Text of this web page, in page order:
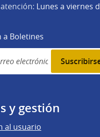
Lunes a viernes
a Boletines
y gestión
al usuario